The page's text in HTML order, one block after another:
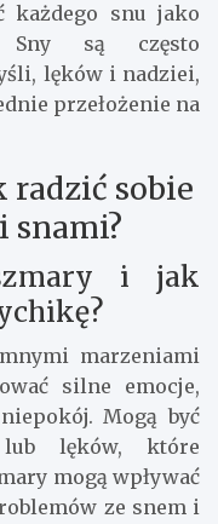
każdego snu jako
Sny są często
lęków i nadziei,
przełożenie na
radzić sobie
snami?
i jak
marzeniami
silne emocje,
Mogą być
lęków, które
mogą wpływać
ze snem i